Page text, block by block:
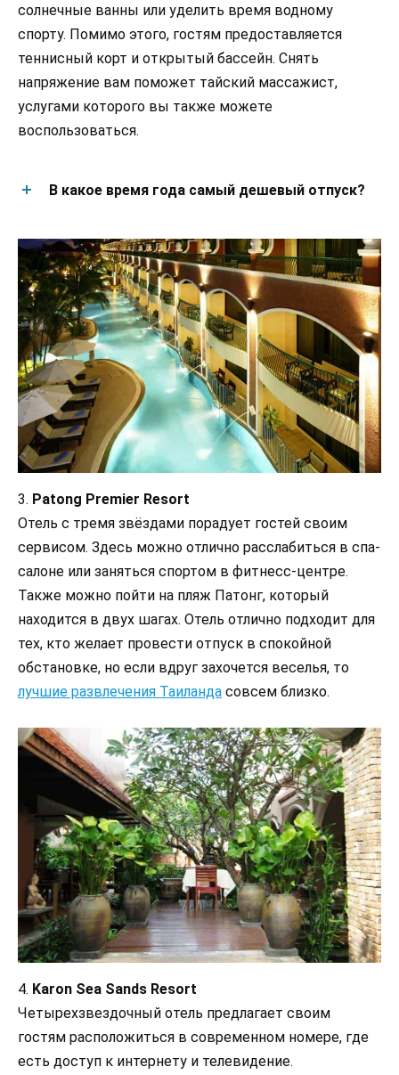
солнечные ванны или уделить время водному
спорту. Помимо этого, гостям предоставляется
теннисный корт и открытый бассейн. Снять
напряжение вам поможет тайский массажист,
услугами которого вы также можете
воспользоваться.
В какое время года самый дешевый отпуск?
3. Patong Premier Resort
Отель с тремя звёздами порадует гостей своим
сервисом. Здесь можно отлично расслабиться в спа-
салоне или заняться спортом в фитнесс-центре.
Также можно пойти на пляж Патонг, который
находится в двух шагах. Отель отлично подходит для
тех, кто желает провести отпуск в спокойной
обстановке, но если вдруг захочется веселья, то
лучшие развлечения Таиланда совсем близко.
4. Karon Sea Sands Resort
Четырехзвездочный отель предлагает своим
гостям расположиться в современном номере, где
есть доступ к интернету и телевидение.